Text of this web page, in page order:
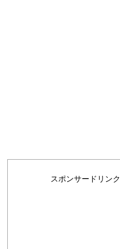
スポンサードリンク